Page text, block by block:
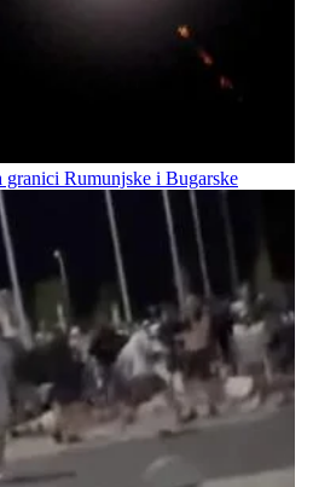
Rumunjske i Bugarske